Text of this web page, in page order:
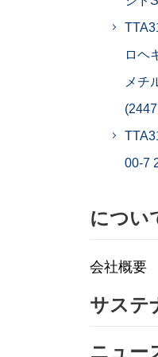
ロヘ
メチ
00-7
につい
会社概要
サステ
ニュー